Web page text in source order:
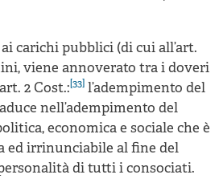
carichi pubblici (di cui all’art.
viene annoverato tra i doveri
2 Cost.:[33] l’adempimento del
nell’adempimento del
economica e sociale che è
ed irrinunciabile al fine del
di tutti i consociati.